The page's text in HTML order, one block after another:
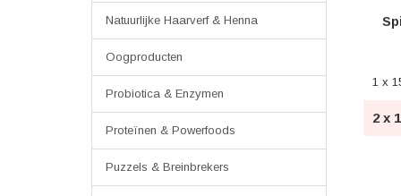
Natuurlijke Haarverf & Henna
Oogproducten
Probiotica & Enzymen
Proteïnen & Powerfoods
Puzzels & Breinbrekers
1 x
2 x